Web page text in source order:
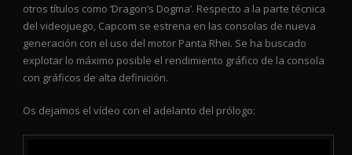
otros títulos como ‘Dragon’s Dogma’. Respecto a la parte técnica
del videojuego, Capcom se estrena en las consolas de nueva
generación con el uso del motor Panta Rhei. Se ha buscado
explotar lo máximo posible el rendimiento gráfico de la consola
con gráficos de alta definición.
Os dejamos el vídeo con el adelanto del prólogo: